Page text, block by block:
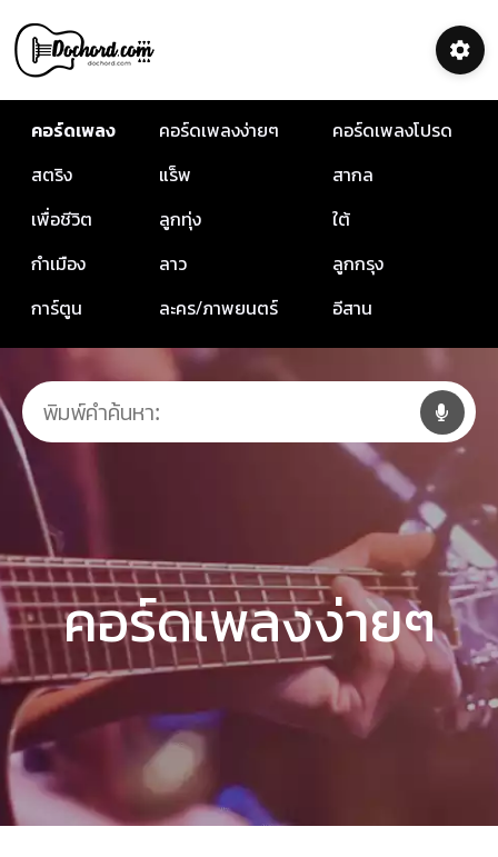
คอร์ดเพลง คอร์ดเพลงง่ายๆ
คอร์ดเพลงโปรด
สตริง
แร็พ
สากล
เพื่อชีวิต
ลูกทุ่ง
ใต้
กำเมือง
ลาว
ลูกกรุง
การ์ตูน
ละคร/ภาพยนตร์ อีสาน
คอร์ดเพลงง่ายๆ